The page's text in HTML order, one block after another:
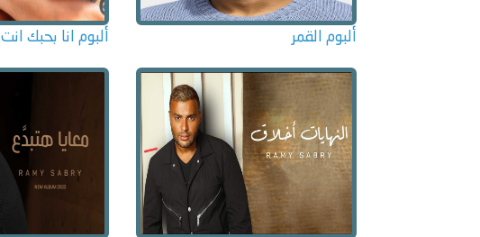
ألبوم القمر ألبوم انا بحبك انت